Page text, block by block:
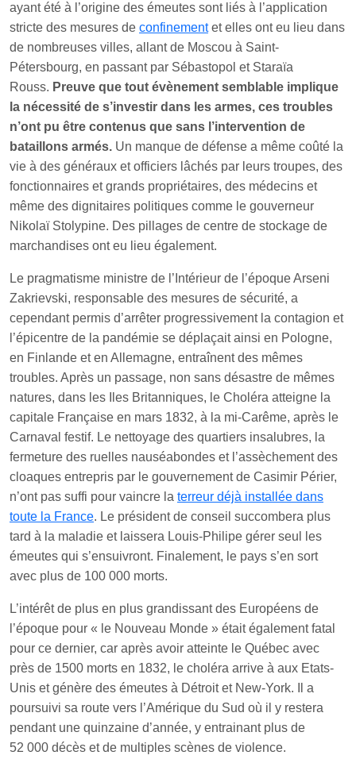
ayant été à l’origine des émeutes sont liés à l’application
stricte des mesures de confinementet elles ont eu lieu dans
de nombreuses villes, allant de Moscou à Saint-
Pétersbourg, en passant par Sébastopol et Staraïa
Rouss. Preuve que tout évènement semblable implique
la nécessité de s’investir dans les armes, ces troubles
n’ont pu être contenus que sans l’intervention de
bataillons armés. Un manque de défense a même coûté la
vie à des généraux et officiers lâchés par leurs troupes, des
fonctionnaires et grands propriétaires, des médecins et
même des dignitaires politiques comme le gouverneur
Nikolaï Stolypine. Des pillages de centre de stockage de
marchandises ont eu lieu également.
Le pragmatisme ministre de l’Intérieur de l’époque Arseni
Zakrievski, responsable des mesures de sécurité, a
cependant permis d’arrêter progressivement la contagion et
l’épicentre de la pandémie se déplaçait ainsi en Pologne,
en Finlande et en Allemagne, entraînent des mêmes
troubles. Après un passage, non sans désastre de mêmes
natures, dans les Iles Britanniques, le Choléra atteigne la
capitale Française en mars 1832, à la mi-Carême, après le
Carnaval festif. Le nettoyage des quartiers insalubres, la
fermeture des ruelles nauséabondes et l’assèchement des
cloaques entrepris par le gouvernement de Casimir Périer,
n’ont pas suffi pour vaincre la terreur déjà installée dans
toute la France. Le président de conseil succombera plus
tard à la maladie et laissera Louis-Philipe gérer seul les
émeutes qui s’ensuivront. Finalement, le pays s’en sort
avec plus de 100 000 morts.
L’intérêt de plus en plus grandissant des Européens de
l’époque pour « le Nouveau Monde » était également fatal
pour ce dernier, car après avoir atteinte le Québec avec
près de 1500 morts en 1832, le choléra arrive à aux Etats-
Unis et génère des émeutes à Détroit et New-York. Il a
poursuivi sa route vers l’Amérique du Sud où il y restera
pendant une quinzaine d’année, y entrainant plus de
52 000 décès et de multiples scènes de violence.